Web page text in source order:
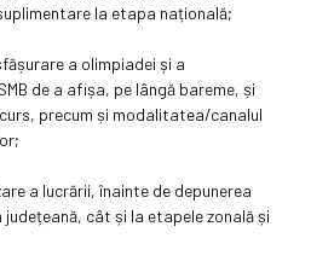
la etapa națională;
a olimpiadei și a
de a afișa, pe lângă bareme, și
precum și modalitatea/canalul
a lucrării, înainte de depunerea
cât și la etapele zonală și